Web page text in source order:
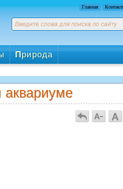
Главная
Природа
аквариуме